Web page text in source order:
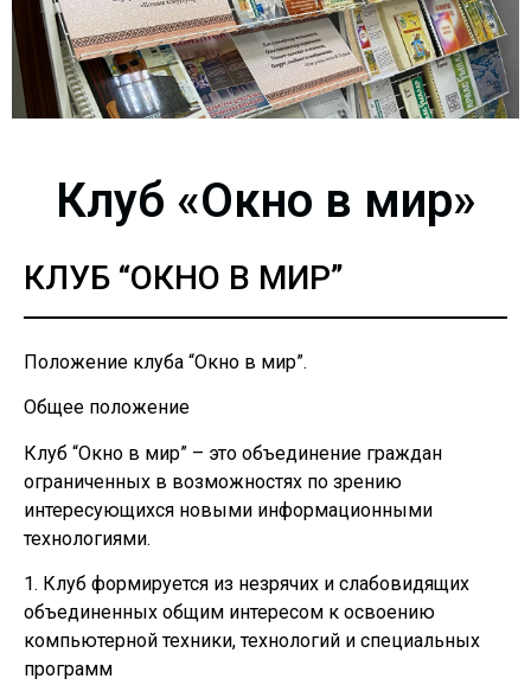
Клуб «Окно в мир»
КЛУБ “ОКНО В МИР”
Положение клуба “Окно в мир”.
Общее положение
Клуб “Окно в мир” – это объединение граждан
ограниченных в возможностях по зрению
интересующихся новыми информационными
технологиями.
1. Клуб формируется из незрячих и слабовидящих
объединенных общим интересом к освоению
компьютерной техники, технологий и специальных
программ